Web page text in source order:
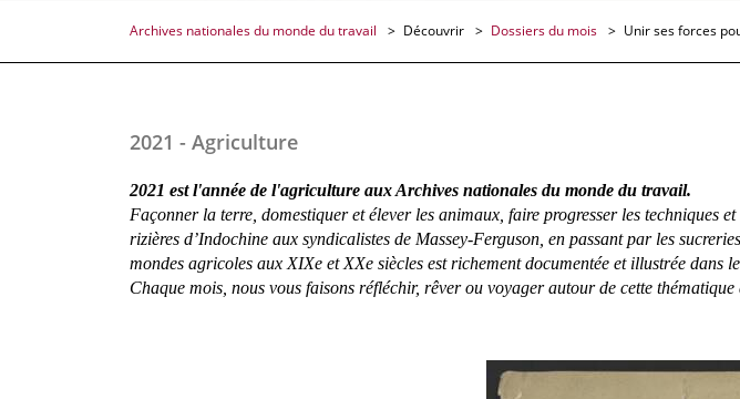
Archives nationales du monde du travail Découvrir Dossiers du mois Unir ses forces
2021 - Agriculture
2021 est l'année de l'agriculture aux Archives nationales du monde du travail.
Façonner la terre, domestiquer et élever les animaux, faire progresser les techniques
rizières d’Indochine aux syndicalistes de Massey-Ferguson, en passant par les
mondes agricoles aux XIXe et XXe siècles est richement documentée et illustrée dans
Chaque mois, nous vous faisons réfléchir, rêver ou voyager autour de cette